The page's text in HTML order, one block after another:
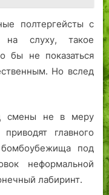
полтергейсты с
слуху, такое
бы не показаться
Но вслед
смены не в меру
главного
под
неформальной
лабиринт.